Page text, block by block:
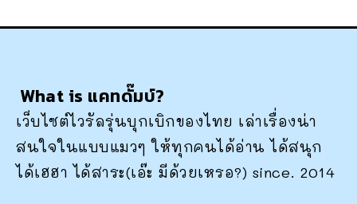
What is แคทดั๊มบ์?
เว็บไซต์ไวรัลรุ่นบุกเบิกของไทย เล่าเรื่องน่า
สนใจในแบบแมวๆ ให้ทุกคนได้อ่าน ได้สนุก
ได้เฮฮา ได้สาระ(เอ๊ะ มีด้วยเหรอ?) since. 2014